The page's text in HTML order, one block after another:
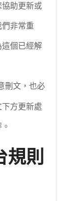
助更新或
非常重
個已經解
刪文，也必
方更新處
規則